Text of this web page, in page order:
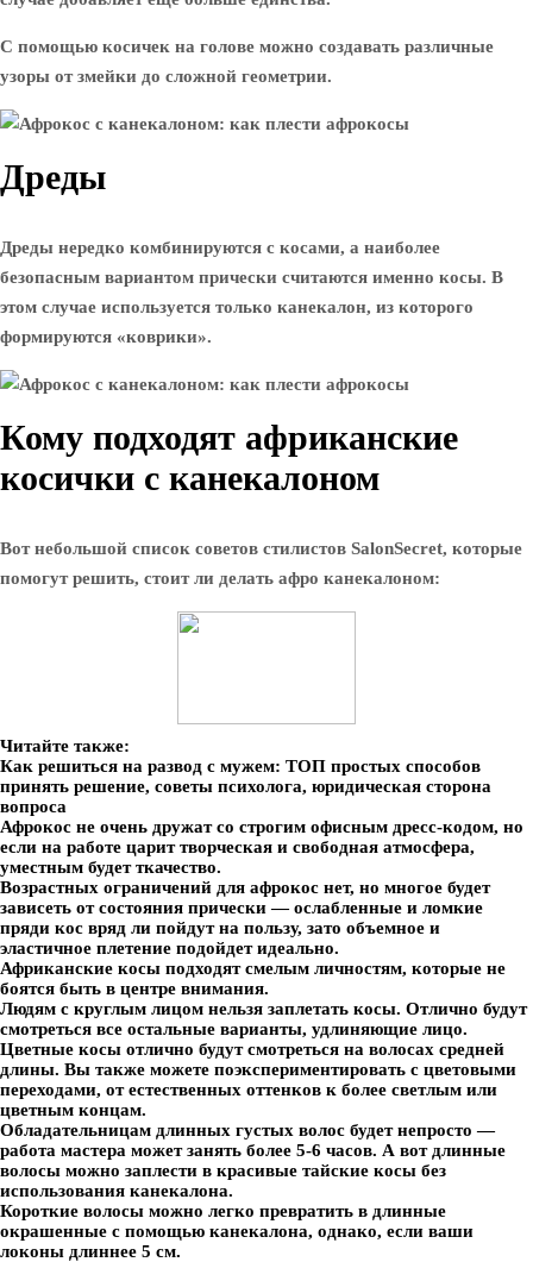
С помощью косичек на голове можно создавать различные
узоры от змейки до сложной геометрии.
Дреды
Дреды нередко комбинируются с косами, а наиболее
безопасным вариантом прически считаются именно косы. В
этом случае используется только канекалон, из которого
формируются «коврики».
Кому подходят африканские
косички с канекалоном
Вот небольшой список советов стилистов SalonSecret, которые
помогут решить, стоит ли делать афро канекалоном:
Читайте также:
Как решиться на развод с мужем: ТОП простых способов
принять решение, советы психолога, юридическая сторона
вопроса
Афрокос не очень дружат со строгим офисным дресс-кодом, но
если на работе царит творческая и свободная атмосфера,
уместным будет ткачество.
Возрастных ограничений для афрокос нет, но многое будет
зависеть от состояния прически — ослабленные и ломкие
пряди кос вряд ли пойдут на пользу, зато объемное и
эластичное плетение подойдет идеально.
Африканские косы подходят смелым личностям, которые не
боятся быть в центре внимания.
Людям с круглым лицом нельзя заплетать косы. Отлично будут
смотреться все остальные варианты, удлиняющие лицо.
Цветные косы отлично будут смотреться на волосах средней
длины. Вы также можете поэкспериментировать с цветовыми
переходами, от естественных оттенков к более светлым или
цветным концам.
Обладательницам длинных густых волос будет непросто —
работа мастера может занять более 5-6 часов. А вот длинные
волосы можно заплести в красивые тайские косы без
использования канекалона.
Короткие волосы можно легко превратить в длинные
окрашенные с помощью канекалона, однако, если ваши
локоны длиннее 5 см.